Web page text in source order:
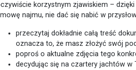
korzystnym zjawiskiem –
najmu, nie dać się nabić w
przeczytaj dokładnie całą treść
oznacza to, że masz złożyć swój
poproś o aktualne zdjęcia tego
decydując się na czartery jachtów w